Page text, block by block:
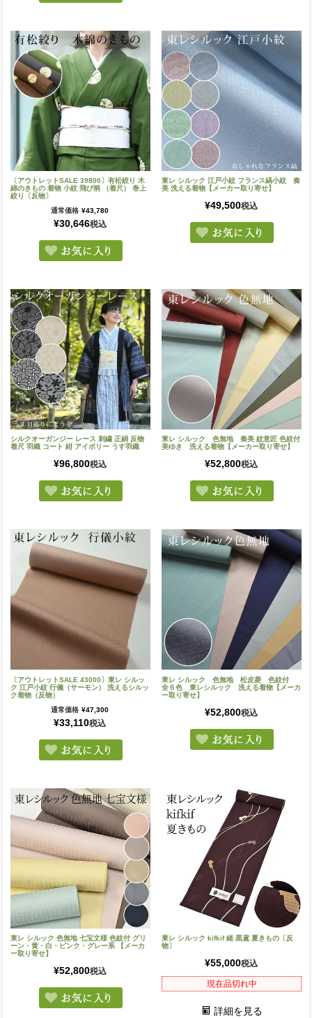
〔アウトレットSALE 39800〕有松絞り 木
綿のきもの 着物 小紋 飛び柄 （着尺） 巻上
絞り〔反物〕
通常価格 ¥43,780
¥30,646税込
東レ シルック 江戸小紋 フランス縞小紋 奏
美 洗える着物【メーカー取り寄せ】
¥49,500税込
シルクオーガンジー レース 刺繍 正絹 反物
着尺 羽織 コート 紺 アイボリー うす羽織
¥96,800税込
東レ シルック 色無地 奏美 紋意匠 色紋付
美ゆき 洗える着物【メーカー取り寄せ】
¥52,800税込
〔アウトレットSALE 43000〕東レ シルッ
ク 江戸小紋 行儀（サーモン） 洗えるシルッ
ク着物（反物）
通常価格 ¥47,300
¥33,110税込
東レ シルック 色無地 松皮菱 色紋付
全６色 東レシルック 洗える着物【メーカ
ー取り寄せ】
¥52,800税込
東レ シルック 色無地 七宝文様 色紋付 グリ
ーン・黄・白・ピンク・グレー系 【メーカ
ー取り寄せ】
¥52,800税込
東レ シルック kifkif 緒 黒鳶 夏きもの〔反
物〕
¥55,000税込
現在品切れ中
詳細を見る